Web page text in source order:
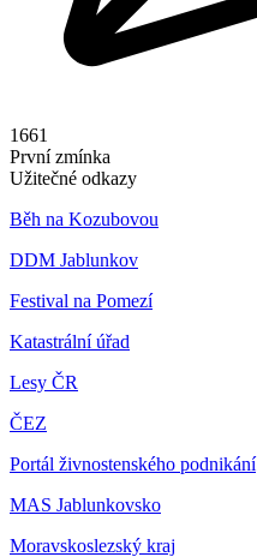
1661
První zmínka
Užitečné odkazy
Běh na Kozubovou
DDM Jablunkov
Festival na Pomezí
Katastrální úřad
Lesy ČR
ČEZ
Portál živnostenského podnikání
MAS Jablunkovsko
Moravskoslezský kraj